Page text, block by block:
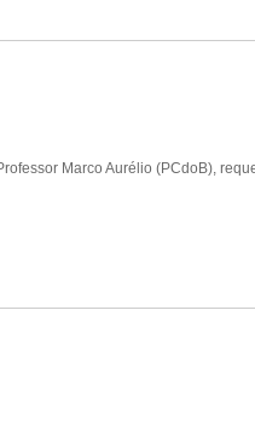
Marco Aurélio (PCdoB),